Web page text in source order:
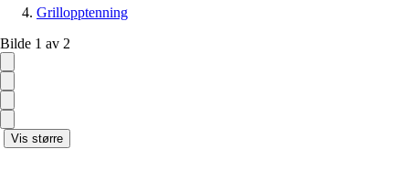
Grillopptenning
Bilde 1 av 2
Vis større